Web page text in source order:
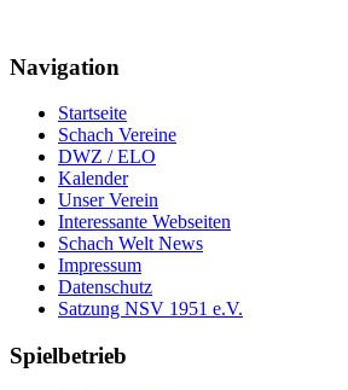
Navigation
Startseite
Schach Vereine
DWZ / ELO
Kalender
Unser Verein
Interessante Webseiten
Schach Welt News
Impressum
Datenschutz
Satzung NSV 1951 e.V.
Spielbetrieb